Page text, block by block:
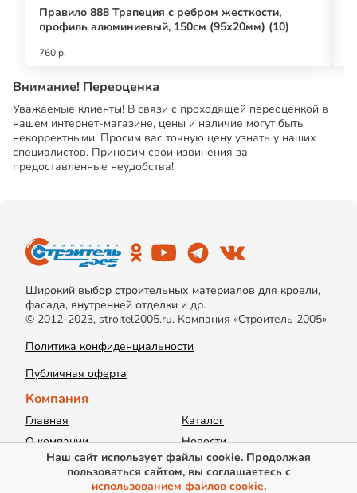
Правило 888 Трапеция с ребром жесткости,
профиль алюминиевый, 150см (95х20мм) (10)
760 р.
Внимание! Переоценка
Уважаемые клиенты! В связи с проходящей переоценкой в
нашем интернет-магазине, цены и наличие могут быть
некорректными. Просим вас точную цену узнать у наших
специалистов. Приносим свои извинения за
предоставленные неудобства!
Широкий выбор строительных материалов для кровли,
фасада, внутренней отделки и др.
© 2012-2023, stroitel2005.ru. Компания «Строитель 2005»
Политика конфиденциальности
Публичная оферта
Компания
Главная
Каталог
О компании
Новости
Акции
Доставка
Информация
Контакты
Наш сайт использует файлы cookie. Продолжая
пользоваться сайтом, вы соглашаетесь с
использованием файлов cookie.